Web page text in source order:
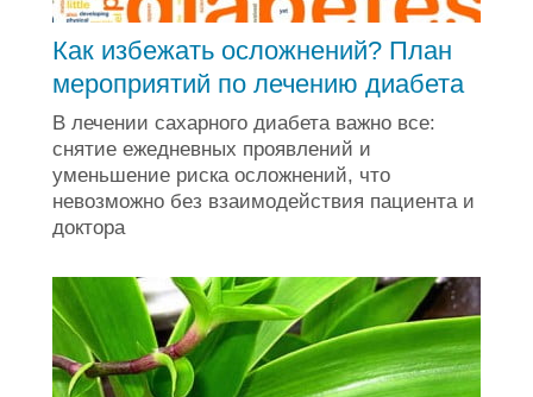
Как избежать осложнений? План
мероприятий по лечению диабета
В лечении сахарного диабета важно все:
снятие ежедневных проявлений и
уменьшение риска осложнений, что
невозможно без взаимодействия пациента и
доктора